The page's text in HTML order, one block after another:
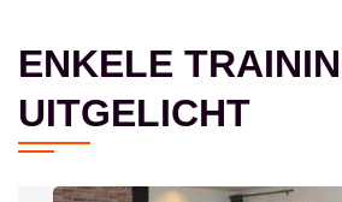
ENKELE
UITGELICHT